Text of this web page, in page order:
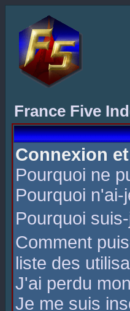
France Five
Connexion
Pourquoi ne
Pourquoi
Pourquoi
Comment
liste des
J'ai perdu
Je me suis